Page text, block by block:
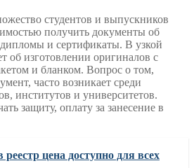
студентов и выпускников
получить документы об
и сертификаты. В узкой
об изготовлении оригиналов с
и бланком. Вопрос о том,
часто возникает среди
институтов и университетов.
защиту, оплату за занесение в
цена доступно для всех